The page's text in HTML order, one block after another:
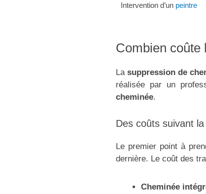
Intervention d’un peintre
Combien coûte
La suppression de
réalisée par un
cheminée.
Des coûts suivant
Le premier point à
dernière. Le coût des
Cheminée